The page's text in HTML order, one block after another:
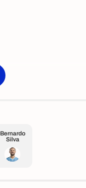
Bernardo
Silva